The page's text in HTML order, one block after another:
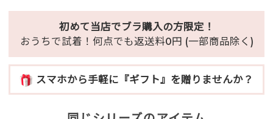
初めて当店でブラ購入の方限定！
おうちで試着！何点でも返送料0円 (一部商品除く)
スマホから手軽に『ギフト』を贈りませんか？